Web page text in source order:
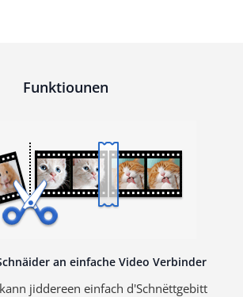
Funktiounen
an einfache Video Verbinder
jiddereen einfach d'Schnëttgebitt